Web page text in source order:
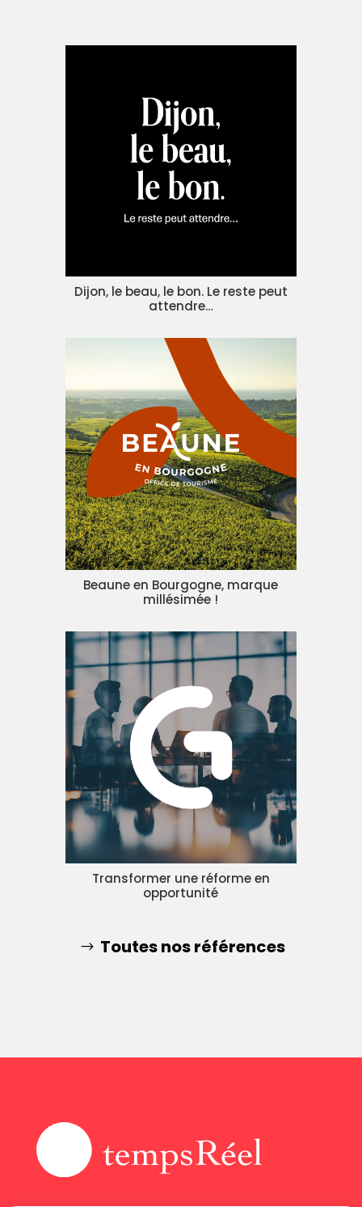
Dijon, le beau, le bon. Le reste peut
attendre…
Beaune en Bourgogne, marque
millésimée !
Transformer une réforme en
opportunité
Toutes nos références